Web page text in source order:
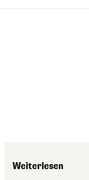
Weiterlesen